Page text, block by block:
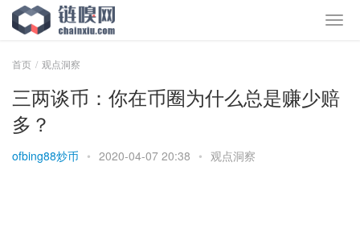
首页 观点洞察
三两谈币：你在币圈为什么总是赚少赔
多？
ofbing88炒币 • 2020-04-07 20:38 • 观点洞察